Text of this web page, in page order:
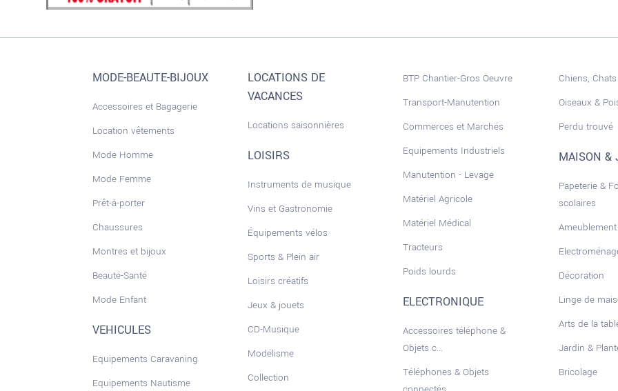
MODE-BEAUTE-BIJOUX
Accessoires et Bagagerie
Location vêtements
Mode Homme
Mode Femme
Prêt-à-porter
Chaussures
Montres et bijoux
Beauté-Santé
Mode Enfant
VEHICULES
Equipements Caravaning
Equipements Nautisme
LOCATIONS DE
VACANCES
Locations saisonnières
LOISIRS
Instruments de musique
Vins et Gastronomie
Équipements vélos
Sports & Plein air
Loisirs créatifs
Jeux & jouets
CD-Musique
Modélisme
Collection
BTP Chantier-Gros Oeuvre
Transport-Manutention
Commerces et Marchés
Equipements Industriels
Manutention - Levage
Matériel Agricole
Matériel Médical
Tracteurs
Poids lourds
ELECTRONIQUE
Accessoires téléphone &
Objets c...
Téléphones & Objets
Chiens,
Oiseaux &
Perdu trouvé
MAISON &
Papeterie &
scolaires
Ameublement
Décoration
Linge de
Arts de la
Jardin &
Bricolage